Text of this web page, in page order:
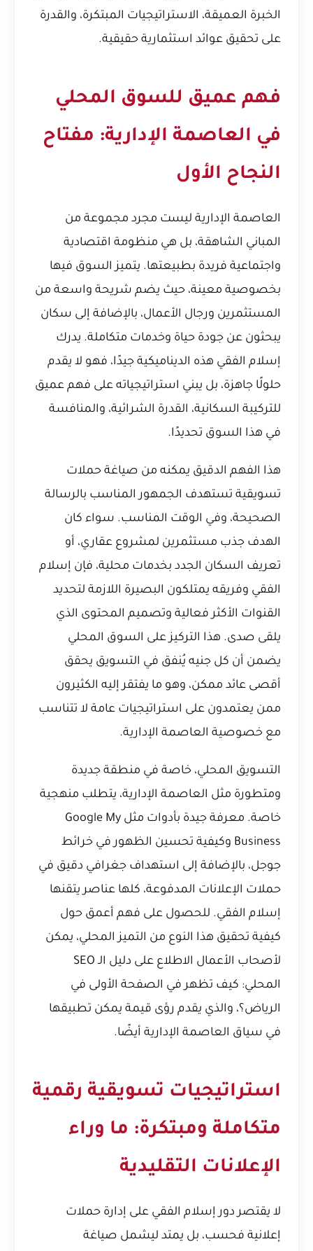
الخبرة العميقة، الاستراتيجيات المبتكرة، والقدرة
على تحقيق عوائد استثمارية حقيقية.
فهم عميق للسوق المحلي
في العاصمة الإدارية: مفتاح
النجاح الأول
العاصمة الإدارية ليست مجرد مجموعة من
المباني الشاهقة، بل هي منظومة اقتصادية
واجتماعية فريدة بطبيعتها. يتميز السوق فيها
بخصوصية معينة، حيث يضم شريحة واسعة من
المستثمرين ورجال الأعمال، بالإضافة إلى سكان
يبحثون عن جودة حياة وخدمات متكاملة. يدرك
إسلام الفقي هذه الديناميكية جيدًا، فهو لا يقدم
حلولًا جاهزة، بل يبني استراتيجياته على فهم عميق
للتركيبة السكانية، القدرة الشرائية، والمنافسة
في هذا السوق تحديدًا.
هذا الفهم الدقيق يمكنه من صياغة حملات
تسويقية تستهدف الجمهور المناسب بالرسالة
الصحيحة، وفي الوقت المناسب. سواء كان
الهدف جذب مستثمرين لمشروع عقاري، أو
تعريف السكان الجدد بخدمات محلية، فإن إسلام
الفقي وفريقه يمتلكون البصيرة اللازمة لتحديد
القنوات الأكثر فعالية وتصميم المحتوى الذي
يلقى صدى. هذا التركيز على السوق المحلي
يضمن أن كل جنيه يُنفق في التسويق يحقق
أقصى عائد ممكن، وهو ما يفتقر إليه الكثيرون
ممن يعتمدون على استراتيجيات عامة لا تتناسب
مع خصوصية العاصمة الإدارية.
التسويق المحلي، خاصة في منطقة جديدة
ومتطورة مثل العاصمة الإدارية، يتطلب منهجية
خاصة. معرفة جيدة بأدوات مثل Google My
Business وكيفية تحسين الظهور في خرائط
جوجل، بالإضافة إلى استهداف جغرافي دقيق في
حملات الإعلانات المدفوعة، كلها عناصر يتقنها
إسلام الفقي. للحصول على فهم أعمق حول
كيفية تحقيق هذا النوع من التميز المحلي، يمكن
لأصحاب الأعمال الاطلاع على
دليل الـ SEO
المحلي: كيف تظهر في الصفحة الأولى في
الرياض؟، والذي يقدم رؤى قيمة يمكن تطبيقها
في سياق العاصمة الإدارية أيضًا.
استراتيجيات تسويقية رقمية
متكاملة ومبتكرة: ما وراء
الإعلانات التقليدية
لا يقتصر دور إسلام الفقي على إدارة حملات
إعلانية فحسب، بل يمتد ليشمل صياغة